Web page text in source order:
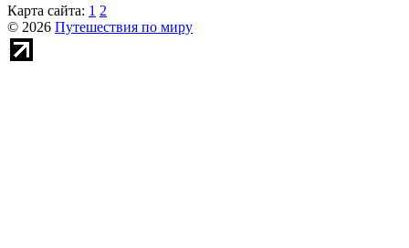
Карта сайта: 1 2
© 2026 Путешествия по миру